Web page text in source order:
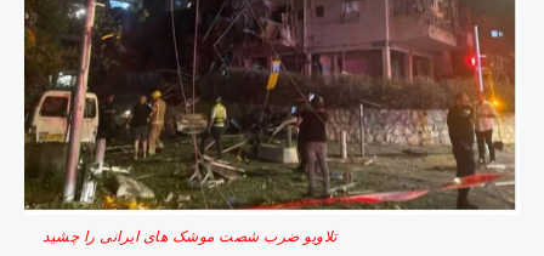
تلاویو ضرب شصت موشک های ایرانی را چشید